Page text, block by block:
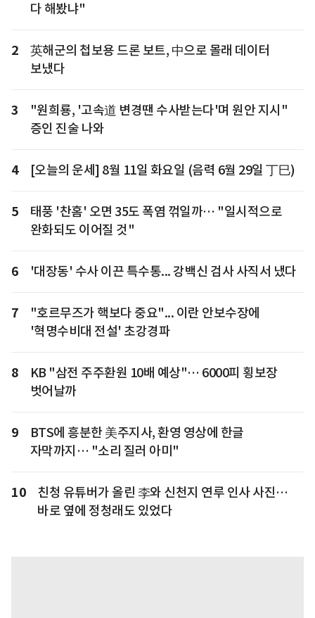
다 해봤냐"
2
英해군의 첩보용 드론 보트, 中으로 몰래 데이터
보냈다
3
"원희룡, '고속道 변경땐 수사받는다'며 원안 지시"
증인 진술 나와
4 [오늘의 운세] 8월 11일 화요일 (음력 6월 29일 丁巳)
5
태풍 '찬홈' 오면 35도 폭염 꺾일까… "일시적으로
완화되도 이어질 것"
6 '대장동' 수사 이끈 특수통... 강백신 검사 사직서 냈다
7
"호르무즈가 핵보다 중요"... 이란 안보수장에
'혁명수비대 전설' 초강경파
8
KB "삼전 주주환원 10배 예상"… 6000피 횡보장
벗어날까
9
BTS에 흥분한 美주지사, 환영 영상에 한글
자막까지… "소리 질러 아미"
10
친청 유튜버가 올린 李와 신천지 연루 인사 사진…
바로 옆에 정청래도 있었다